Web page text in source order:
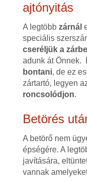
ajtónyitás
A legtöbb zárnál
speciális
cseréljük a
adunk át Önnek.
bontani, de ez
zártartó, legyen
roncsolódjon.
Betörés
A betörő nem
épségére. A
javítására,
vannak